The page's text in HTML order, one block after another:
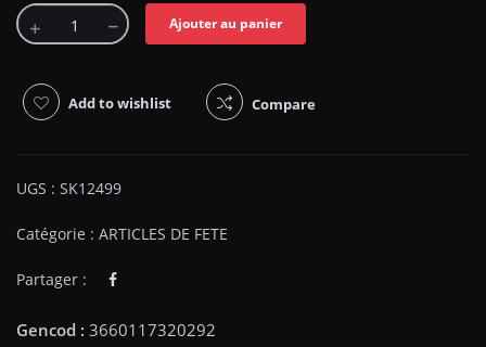
Ajouter au panier
Add to wishlist Compare
UGS : SK12499
Catégorie : ARTICLES DE FETE
Partager :